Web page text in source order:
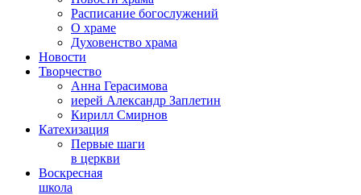
Расписание богослужений
О храме
Духовенство храма
Новости
Творчество
Анна Герасимова
иерей Александр Заплетин
Кирилл Смирнов
Катехизация
Первые шаги
в церкви
Воскресная
школа